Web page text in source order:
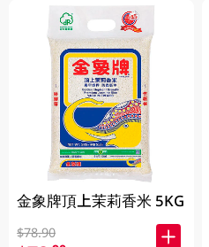
金象牌頂上茉莉香米 5KG
$78.90